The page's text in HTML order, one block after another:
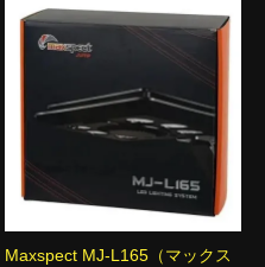
Maxspect MJ-L165（マックス